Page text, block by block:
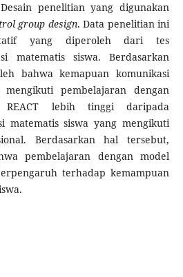
penelitian yang digunakan
group design. Data penelitian ini
yang diperoleh dari tes
matematis siswa. Berdasarkan
bahwa kemapuan komunikasi
pembelajaran dengan
REACT lebih tinggi daripada
matematis siswa yang mengikuti
Berdasarkan hal tersebut,
pembelajaran dengan model
terhadap kemampuan